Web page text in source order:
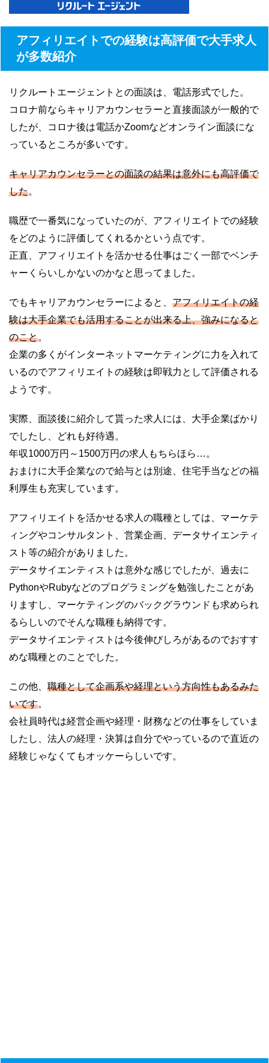
アフィリエイトでの経験は高評価で大手求人
が多数紹介
リクルートエージェントとの面談は、電話形式でした。
コロナ前ならキャリアカウンセラーと直接面談が一般的で
したが、コロナ後は電話かZoomなどオンライン面談にな
っているところが多いです。
キャリアカウンセラーとの面談の結果は意外にも高評価で
した。
職歴で一番気になっていたのが、アフィリエイトでの経験
をどのように評価してくれるかという点です。
正直、アフィリエイトを活かせる仕事はごく一部でベンチ
ャーくらいしかないのかなと思ってました。
でもキャリアカウンセラーによると、 アフィリエイトの経
験は大手企業でも活用することが出来る上、強みになると
のこと。
企業の多くがインターネットマーケティングに力を入れて
いるのでアフィリエイトの経験は即戦力として評価される
ようです。
実際、面談後に紹介して貰った求人には、大手企業ばかり
でしたし、どれも好待遇。
年収1000万円～1500万円の求人もちらほら…。
おまけに大手企業なので給与とは別途、住宅手当などの福
利厚生も充実しています。
アフィリエイトを活かせる求人の職種としては、マーケテ
ィングやコンサルタント、営業企画、データサイエンティ
スト等の紹介がありました。
データサイエンティストは意外な感じでしたが、過去に
PythonやRubyなどのプログラミングを勉強したことがあ
りますし、マーケティングのバックグラウンドも求められ
るらしいのでそんな職種も納得です。
データサイエンティストは今後伸びしろがあるのでおすす
めな職種とのことでした。
この他、 職種として企画系や経理という方向性もあるみた
いです。
会社員時代は経営企画や経理・財務などの仕事をしていま
したし、法人の経理・決算は自分でやっているので直近の
経験じゃなくてもオッケーらしいです。